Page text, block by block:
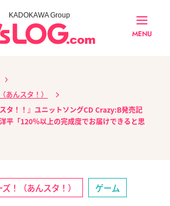
KADOKAWA Group
MENU
あんスタ！）
タ！！』ユニットソングCD Crazy:B発売記
平「120％以上の完成度でお届けできると思
！（あんスタ！） ゲーム